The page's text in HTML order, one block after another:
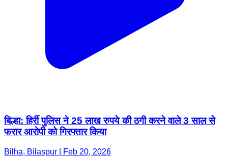
बिल्हा: हिर्री पुलिस ने 25 लाख रुपये की ठगी करने वाले 3 साल से
फरार आरोपी को गिरफ्तार किया
Bilha, Bilaspur | Feb 20, 2026